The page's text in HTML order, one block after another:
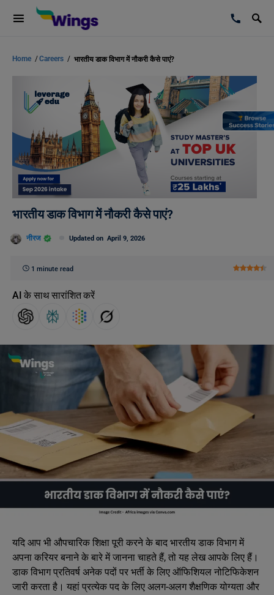
Home /Careers / भारतीय डाक विभाग में नौकरी कैसे पाएं?
भारतीय डाक विभाग में नौकरी कैसे पाएं?
नीरज Updated on April 9, 2026
1 minute read
AI के साथ सारांशित करें
यदि आप भी औपचारिक शिक्षा पूरी करने के बाद भारतीय डाक विभाग में
अपना करियर बनाने के बारे में जानना चाहते हैं, तो यह लेख आपके लिए हैं।
डाक विभाग प्रतिवर्ष अनेक पदों पर भर्ती के लिए ऑफिशियल नोटिफिकेशन
जारी करता है। यहां प्रत्येक पद के लिए अलग-अलग शैक्षणिक योग्यता और